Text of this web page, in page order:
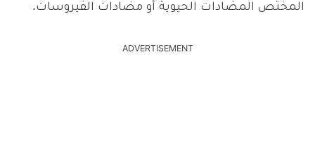
المختص المضادات الحيوية أو مضادات الفيروسات.
ADVERTISEMENT